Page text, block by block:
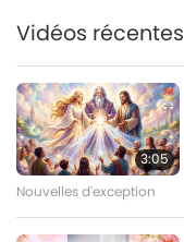
34:32
1:31
Vidéos récentes
3:05
Nouvelles d'exception